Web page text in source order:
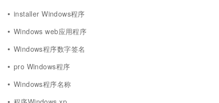
installer Windows程序
Windows web应用程序
Windows程序数字签名
pro Windows程序
Windows程序名称